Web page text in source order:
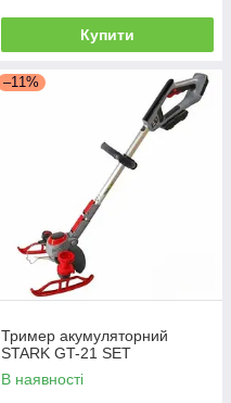
Купити
–11%
Тример акумуляторний
STARK GT-21 SET
В наявності